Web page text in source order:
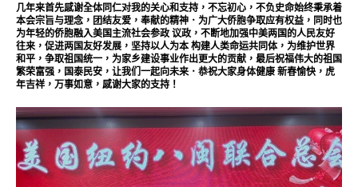
几年来首先感谢全体同仁对我的关心和支持，不忘初心，不负史命始终秉承着
本会宗旨与理念，团结友爱，奉献的精神．为广大侨胞争取应有权益，同时也
为年轻的侨胞融入美国主流社会参政 议政，不断地加强中美两国的人民友好
往来，促进两国友好发展，坚持以人为本 构建人类命运共同体，为维护世界
和平，争取祖国统一，为家乡建设事业作出更大的贡献，最后祝福伟大的祖国
繁荣富强，国泰民安，让我们一起向未来．恭祝大家身体健康 新春愉快，虎
年吉祥，万事如意，感谢大家的支持！